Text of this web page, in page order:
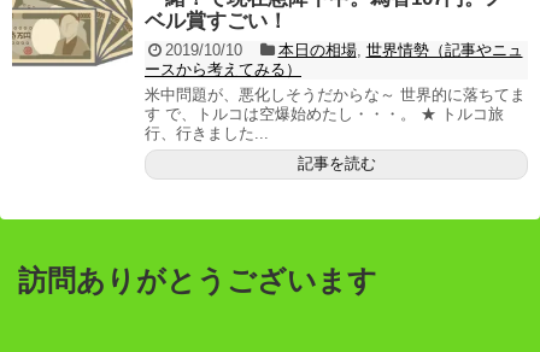
ベル賞すごい！
2019/10/10 本日の相場, 世界情勢（記事やニュ
ースから考えてみる）
米中問題が、悪化しそうだからな～ 世界的に落ちてま
す で、トルコは空爆始めたし・・・。 ★ トルコ旅
行、行きました...
記事を読む
訪問ありがとうございます